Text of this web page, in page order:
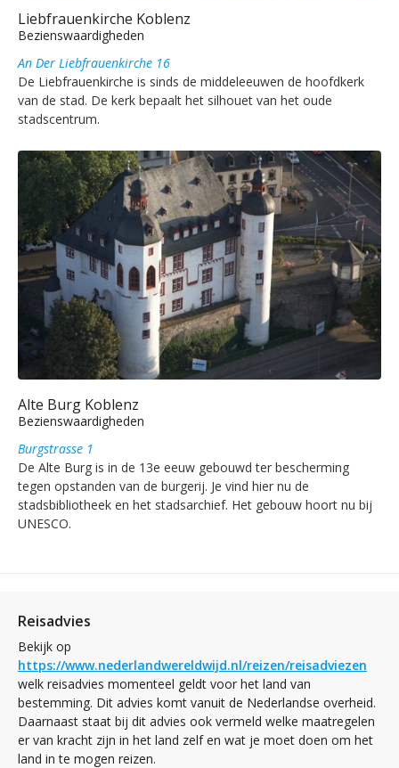
Liebfrauenkirche Koblenz
Bezienswaardigheden
An Der Liebfrauenkirche 16
De Liebfrauenkirche is sinds de middeleeuwen de hoofdkerk
van de stad. De kerk bepaalt het silhouet van het oude
stadscentrum.
Alte Burg Koblenz
Bezienswaardigheden
Burgstrasse 1
De Alte Burg is in de 13e eeuw gebouwd ter bescherming
tegen opstanden van de burgerij. Je vind hier nu de
stadsbibliotheek en het stadsarchief. Het gebouw hoort nu bij
UNESCO.
Reisadvies
Bekijk op
https://www.nederlandwereldwijd.nl/reizen/reisadviezen
welk reisadvies momenteel geldt voor het land van
bestemming. Dit advies komt vanuit de Nederlandse overheid.
Daarnaast staat bij dit advies ook vermeld welke maatregelen
er van kracht zijn in het land zelf en wat je moet doen om het
land in te mogen reizen.